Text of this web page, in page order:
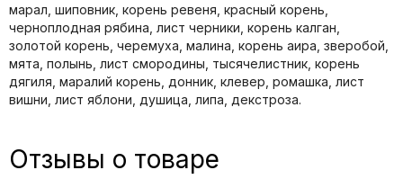
марал, шиповник, корень ревеня, красный корень,
черноплодная рябина, лист черники, корень калган,
золотой корень, черемуха, малина, корень аира, зверобой,
мята, полынь, лист смородины, тысячелистник, корень
дягиля, маралий корень, донник, клевер, ромашка, лист
вишни, лист яблони, душица, липа, декстроза.
Отзывы о товаре